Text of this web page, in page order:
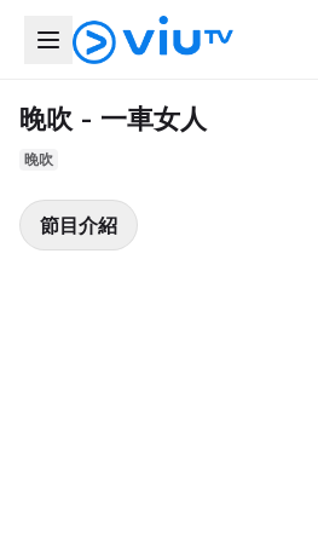
晚吹 - 一車女人
晚吹
節目介紹